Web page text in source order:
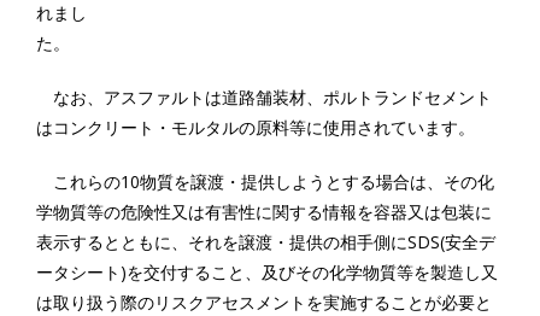
れまし
た
なお、アスファルトは道路舗装材、ポルトランドセメント
はコンクリート・モルタルの原料等に使用されています。
これらの10物質を譲渡・提供しようとする場合は、その化
学物質等の危険性又は有害性に関する情報を容器又は包装に
表示するとともに、それを譲渡・提供の相手側にSDS(安全デ
ータシート)を交付すること、及びその化学物質等を製造し又
は取り扱う際のリスクアセスメントを実施することが必要と